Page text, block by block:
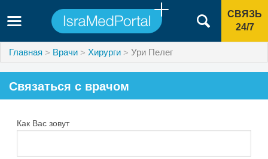
СВЯЗЬ
24/7
Главная Врачи Хирурги Ури Пелег
Связаться с врачом
Как Вас зовут